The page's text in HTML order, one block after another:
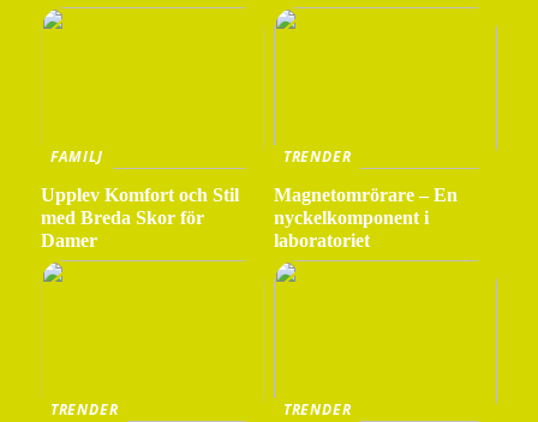
FAMILJ
Upplev Komfort och Stil
med Breda Skor för
Damer
TRENDER
Magnetomrörare – En
nyckelkomponent i
laboratoriet
TRENDER
TRENDER